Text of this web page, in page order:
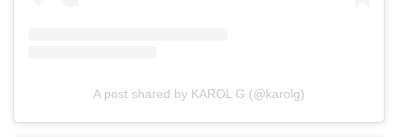
A post shared by KAROL G (@karolg)